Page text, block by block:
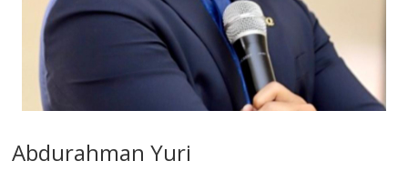
Abdurahman Yuri